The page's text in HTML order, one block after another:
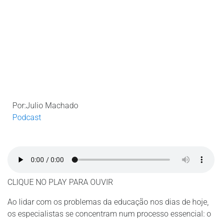
Por:Julio Machado
Podcast
CLIQUE NO PLAY PARA OUVIR
Ao lidar com os problemas da educação nos dias de hoje,
os especialistas se concentram num processo essencial: o